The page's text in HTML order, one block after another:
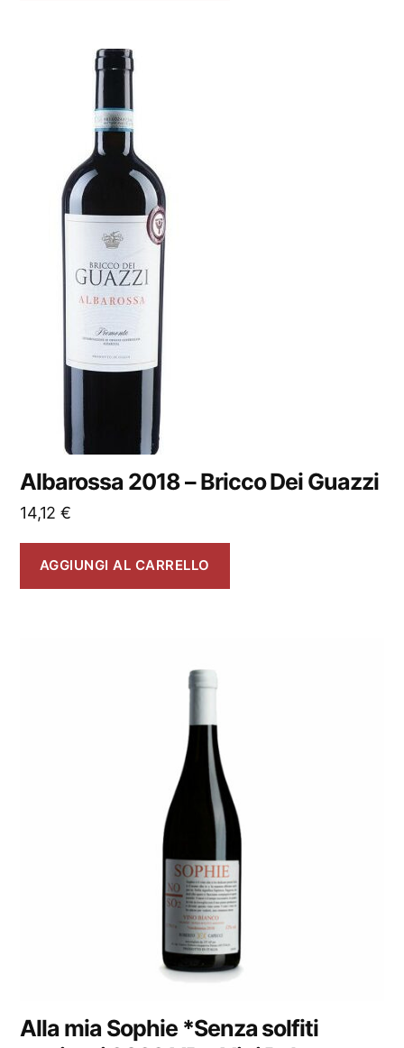
Albarossa 2018 – Bricco Dei Guazzi
14,12 €
AGGIUNGI AL CARRELLO
Alla mia Sophie *Senza solfiti